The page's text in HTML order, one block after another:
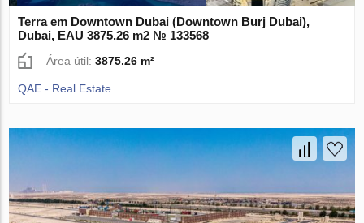
Terra em Downtown Dubai (Downtown Burj Dubai),
Dubai, EAU 3875.26 m2 № 133568
Área útil:3875.26 m²
QAE - Real Estate